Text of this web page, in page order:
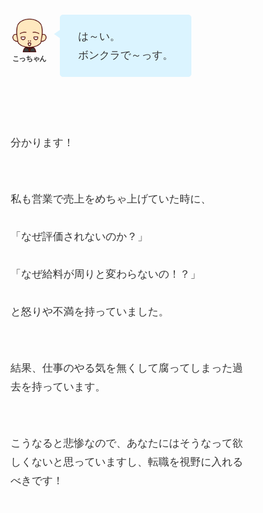
は～い。
ボンクラで～っす。
分かります！
私も営業で売上をめちゃ上げていた時に、
「なぜ評価されないのか？」
「なぜ給料が周りと変わらないの！？」
と怒りや不満を持っていました。
結果、仕事のやる気を無くして腐ってしまった過
去を持っています。
こうなると悲惨なので、あなたにはそうなって欲
しくないと思っていますし、転職を視野に入れる
べきです！